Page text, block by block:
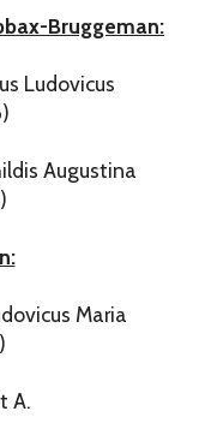
Bruggeman:
Ludovicus
Augustina
Maria
A.